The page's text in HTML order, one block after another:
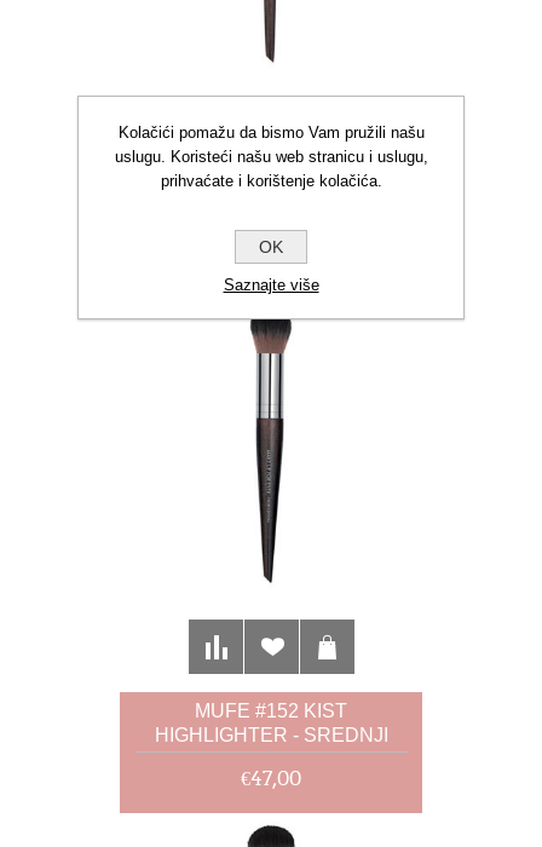
MUFE #144 PRECIZNI
€55,00
MUFE #152 KIST
HIGHLIGHTER - SREDNJI
€47,00
Kolačići pomažu da bismo Vam pružili našu
uslugu. Koristeći našu web stranicu i uslugu,
prihvaćate i korištenje kolačića.
OK
Saznajte više